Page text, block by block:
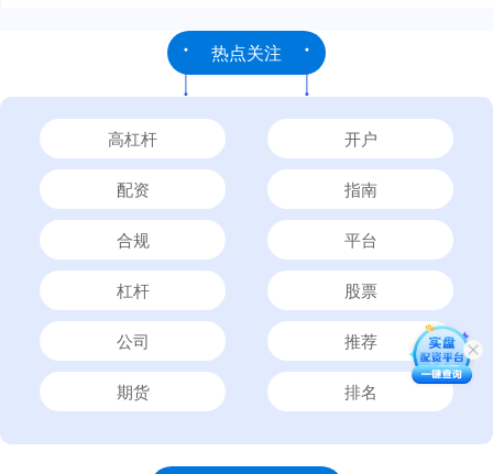
热点关注
高杠杆 开户
配资 指南
合规 平台
杠杆 股票
公司 推荐
期货 排名